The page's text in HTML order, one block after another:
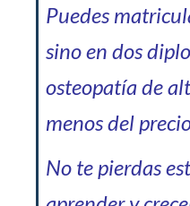
Puedes
sino en dos
osteopatía de
menos del
No te pierdas